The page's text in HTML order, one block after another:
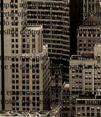
renovar una póliza de
una reunión para un
de contratistas de la
dentro de un máximo de
mecánicas. Revisamos
no tienen la contrapartida
empresa, ante los
para reducir al mínimo